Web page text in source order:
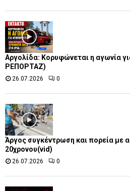
Αργολίδα: Κορυφώνεται η αγωνία
ΡΕΠΟΡΤΑΖ)
26.07.2026 0
Άργος συγκέντρωση και πορεία με
20χρονου(vid)
26.07.2026 0